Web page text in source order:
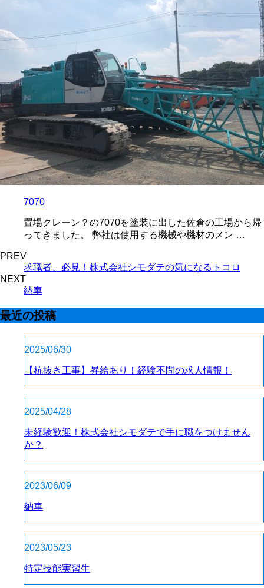
7070
置場クレーン？の7070を塗装に出した佐倉の工場から帰
ってきました。 弊社は使用する機械や機材のメン …
PREV
求職者、必見！株式会社シモダテの気になるトコロ
NEXT
納車
最近の投稿
2025/06/30
【杭抜き工事】昇給あり！経験不問の求人情報！
2025/04/28
未経験歓迎！株式会社シモダテで手に職をつけません
か？
2023/06/09
納車
2023/05/23
特定技能実習生